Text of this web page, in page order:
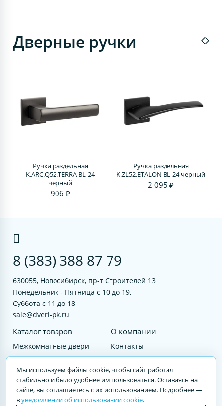
Дверные ручки
Ручка раздельная
K.ARC.Q52.TERRA BL-24
черный
906 ₽
Ручка раздельная
K.ZL52.ETALON BL-24 черный
2 095 ₽
8 (383) 388 87 79
630055, Новосибирск, пр-т Строителей 13
Понедельник - Пятница с 10 до 19,
Суббота с 11 до 18
sale@dveri-pk.ru
Каталог товаров
Межкомнатные двери
Входные двери
Услуги
О компании
Контакты
Мы используем файлы cookie, чтобы сайт работал
стабильно и было удобнее им пользоваться. Оставаясь на
сайте, вы соглашаетесь с их использованием. Подробнее —
вуведомлении об использовании cookie.